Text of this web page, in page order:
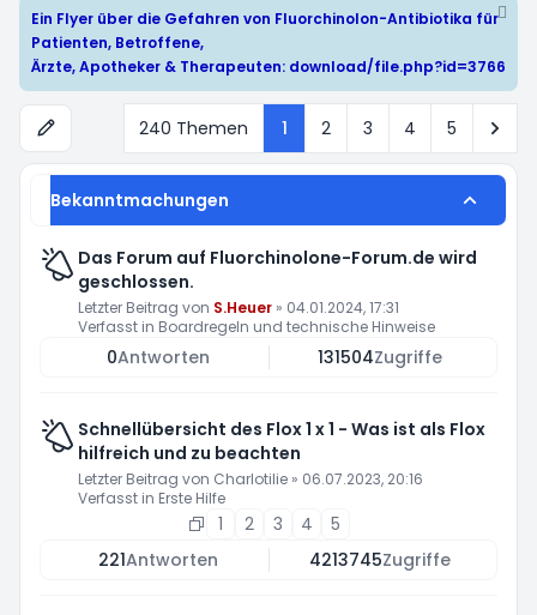
Ein Flyer über die Gefahren von Fluorchinolon-Antibiotika für
Patienten, Betroffene,
Ärzte, Apotheker & Therapeuten: download/file.php?id=3766
240 Themen 1 2 3 4 5
Bekanntmachungen
Das Forum auf Fluorchinolone-Forum.de wird
geschlossen.
Letzter Beitrag von S.Heuer » 04.01.2024, 17:31
Verfasst in Boardregeln und technische Hinweise
0Antworten 131504Zugriffe
Schnellübersicht des Flox 1 x 1 - Was ist als Flox
hilfreich und zu beachten
Letzter Beitrag von Charlotilie » 06.07.2023, 20:16
Verfasst in Erste Hilfe
1 2 3 4
5
221Antworten 4213745Zugriffe